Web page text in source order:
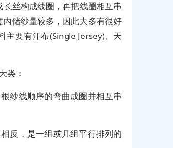
丝构成线圈，再把线圈相互串
储纱量较多，因此大多有很好
主要有汗布(Single Jersey)、天
类：
纱线顺序的弯曲成圈并相互串
反，是一组或几组平行排列的